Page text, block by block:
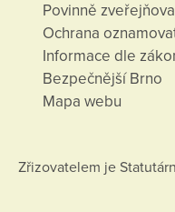
Povinně
Ochrana
Informace dle
Bezpečnější Brno
Mapa webu
Zřizovatelem je